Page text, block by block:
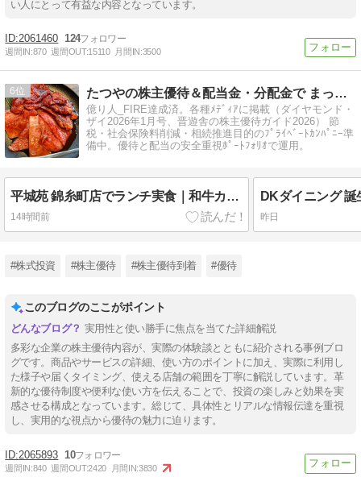
い人にとって有益な内容となっています。
2061460 124
週間IN:870 週間OUT:15110 月間IN:3500
6 たつやの株主優待＆配当金・分配金で まったりライフ！
億り人_FIRE達成済。各種ﾒﾃﾞｨｱに掲載（ダイヤモンド・
ザイ2026年1月号、晋遊舎の株主優待ガイド2026） 節
税・社会保険料削減・相続推進目的のﾌﾟﾗｲﾍﾞｰﾄｶﾝﾊﾟﾆｰ準
備中。優待と配当の安全重視ﾎﾟｰﾄﾌｫﾘｵで運用。
平城苑 錦糸町店でランチ実食｜和牛カルビのコスパを正直レビュー｜味・値段・混雑【2026年】
14時間前 昨日
#株式投資 #株主優待 #株主優待到着 #優待
このブログのここがポイント
実用性と使い勝手に焦点を当てた詳細解説
多彩な企業の株主優待内容が、実際の体験談とともに紹介される事例ブロ
グです。商品やサービスの詳細、使い方のポイントに加え、実際に利用し
た様子や届くタイミング、使える店舗の範囲を丁寧に解説しています。革
新的な優待制度や便利な使い方を伝えることで、投資の楽しみと効果を実
感させる構成となっています。総じて、具体性とリアルな情報伝達を重視
し、実用的な視点から優待の魅力に迫ります。
2065893 10
週間IN:840 週間OUT:2420 月間IN:3830